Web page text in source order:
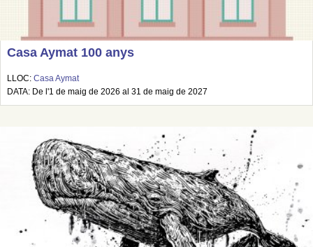
Casa Aymat 100 anys
LLOC: Casa Aymat
DATA: De l'1 de maig de 2026 al 31 de maig de 2027